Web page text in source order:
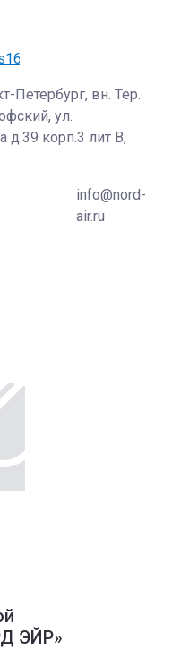
Петербург, вн. Тер.
ул.
д.39 корп.3 лит В,
info@nord-
air.ru
ЭЙР»